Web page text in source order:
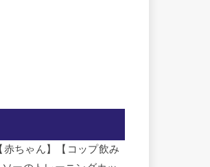
赤ちゃん】【コップ飲み